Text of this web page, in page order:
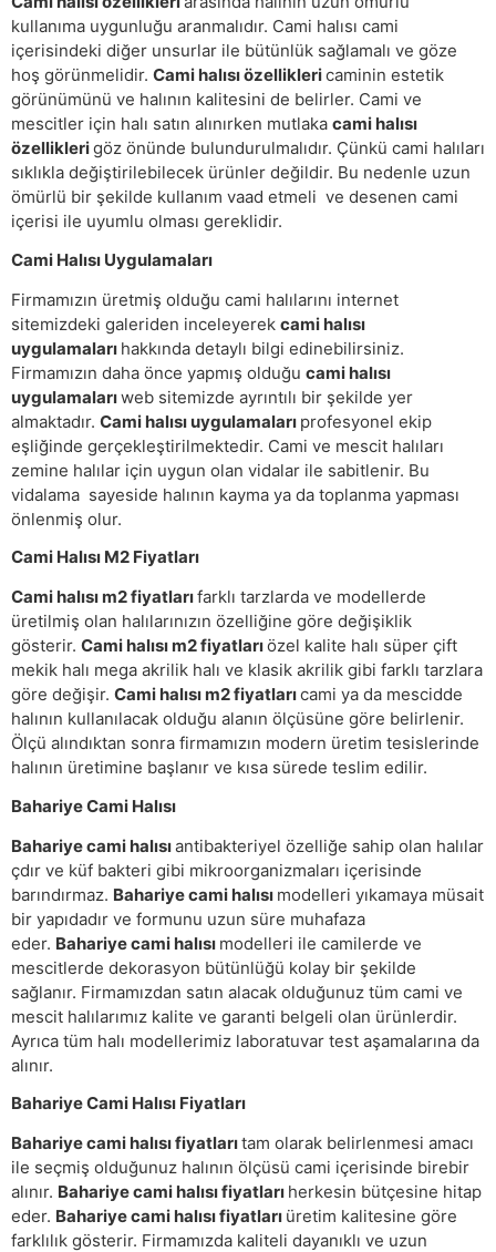
kullanıma uygunluğu aranmalıdır. Cami halısı cami
içerisindeki diğer unsurlar ile bütünlük sağlamalı ve göze
hoş görünmelidir. Cami halısı özelliklericaminin estetik
görünümünü ve halının kalitesini de belirler. Cami ve
mescitler için halı satın alınırken mutlaka cami halısı
özelliklerigöz önünde bulundurulmalıdır. Çünkü cami halıları
sıklıkla değiştirilebilecek ürünler değildir. Bu nedenle uzun
ömürlü bir şekilde kullanım vaad etmeli ve desenen cami
içerisi ile uyumlu olması gereklidir.
Cami Halısı Uygulamaları
Firmamızın üretmiş olduğu cami halılarını internet
sitemizdeki galeriden inceleyerek cami halısı
uygulamaları hakkında detaylı bilgi edinebilirsiniz.
Firmamızın daha önce yapmış olduğu cami halısı
uygulamalarıweb sitemizde ayrıntılı bir şekilde yer
almaktadır. Cami halısı uygulamaları profesyonel ekip
eşliğinde gerçekleştirilmektedir. Cami ve mescit halıları
zemine halılar için uygun olan vidalar ile sabitlenir. Bu
vidalama sayeside halının kayma ya da toplanma yapması
önlenmiş olur.
Cami Halısı M2 Fiyatları
Cami halısı m2 fiyatlarıfarklı tarzlarda ve modellerde
üretilmiş olan halılarınızın özelliğine göre değişiklik
gösterir. Cami halısı m2 fiyatlarıözel kalite halı süper çift
mekik halı mega akrilik halı ve klasik akrilik gibi farklı tarzlara
göre değişir. Cami halısı m2 fiyatlarıcami ya da mescidde
halının kullanılacak olduğu alanın ölçüsüne göre belirlenir.
Ölçü alındıktan sonra firmamızın modern üretim tesislerinde
halının üretimine başlanır ve kısa sürede teslim edilir.
Bahariye Cami Halısı
Bahariye cami halısıantibakteriyel özelliğe sahip olan halılar
çdır ve küf bakteri gibi mikroorganizmaları içerisinde
barındırmaz. Bahariye cami halısı modelleri yıkamaya müsait
bir yapıdadır ve formunu uzun süre muhafaza
eder. Bahariye cami halısı modelleri ile camilerde ve
mescitlerde dekorasyon bütünlüğü kolay bir şekilde
sağlanır. Firmamızdan satın alacak olduğunuz tüm cami ve
mescit halılarımız kalite ve garanti belgeli olan ürünlerdir.
Ayrıca tüm halı modellerimiz laboratuvar test aşamalarına da
alınır.
Bahariye Cami Halısı Fiyatları
Bahariye cami halısı fiyatlarıtam olarak belirlenmesi amacı
ile seçmiş olduğunuz halının ölçüsü cami içerisinde birebir
alınır. Bahariye cami halısı fiyatları herkesin bütçesine hitap
eder. Bahariye cami halısı fiyatları üretim kalitesine göre
farklılık gösterir. Firmamızda kaliteli dayanıklı ve uzun